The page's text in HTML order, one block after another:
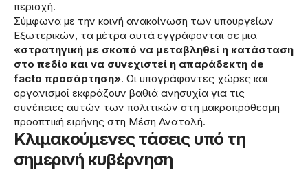
περιοχή.
Σύμφωνα με την κοινή ανακοίνωση των υπουργείων
Εξωτερικών, τα μέτρα αυτά εγγράφονται σε μια
«στρατηγική με σκοπό να μεταβληθεί η κατάσταση
στο πεδίο και να συνεχιστεί η απαράδεκτη de
facto προσάρτηση». Οι υπογράφοντες χώρες και
οργανισμοί εκφράζουν βαθιά ανησυχία για τις
συνέπειες αυτών των πολιτικών στη μακροπρόθεσμη
προοπτική ειρήνης στη Μέση Ανατολή.
Κλιμακούμενες τάσεις υπό τη
σημερινή κυβέρνηση